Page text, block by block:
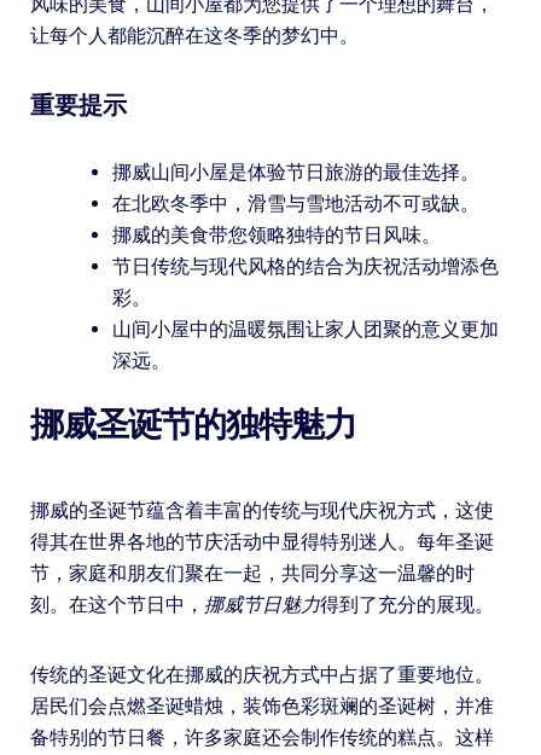
让每个人都能沉醉在这冬季的梦幻中。
重要提示
挪威山间小屋是体验节日旅游的最佳选择。
在北欧冬季中，滑雪与雪地活动不可或缺。
挪威的美食带您领略独特的节日风味。
节日传统与现代风格的结合为庆祝活动增添色
彩。
山间小屋中的温暖氛围让家人团聚的意义更加
深远。
挪威圣诞节的独特魅力
挪威的圣诞节蕴含着丰富的传统与现代庆祝方式，这使
得其在世界各地的节庆活动中显得特别迷人。每年圣诞
节，家庭和朋友们聚在一起，共同分享这一温馨的时
刻。在这个节日中， 挪威节日魅力得到了充分的展现。
传统的圣诞文化在挪威的庆祝方式中占据了重要地位。
居民们会点燃圣诞蜡烛，装饰色彩斑斓的圣诞树，并准
备特别的节日餐，许多家庭还会制作传统的糕点。这样